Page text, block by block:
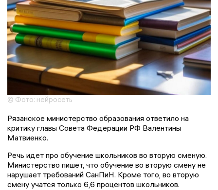
© Фото: нейросеть
Рязанское министерство образования ответило на
критику главы Совета Федерации РФ Валентины
Матвиенко.
Речь идет про обучение школьников во вторую сменую.
Министерство пишет, что обучение во вторую смену не
нарушает требований СанПиН. Кроме того, во вторую
смену учатся только 6,6 процентов школьников.